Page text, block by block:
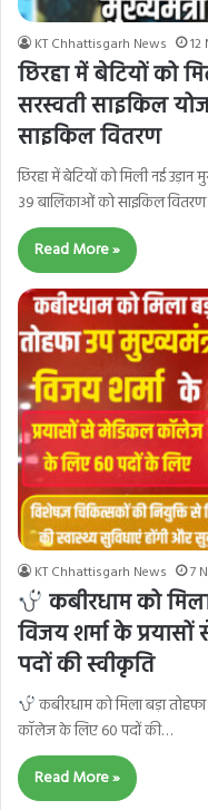
KT Chhattisgarh News 12
छिरहा में बेटियों को
सरस्वती साइकिल
साइकिल वितरण
छिरहा में बेटियों को मिली नई
39 बालिकाओं को साइकिल
Read More »
KT Chhattisgarh News 7
कबीरधाम को
विजय शर्मा के
पदों की स्वीकृति
कबीरधाम को मिला बड़ा
कॉलेज के लिए 60 पदों की…
Read More »